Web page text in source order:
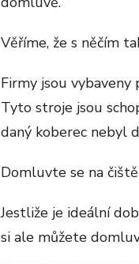
Věříme, že s něčím
Firmy jsou
Tyto stroje jsou
daný koberec nebyl
Domluvte se na
Jestliže je ideální
si ale můžete